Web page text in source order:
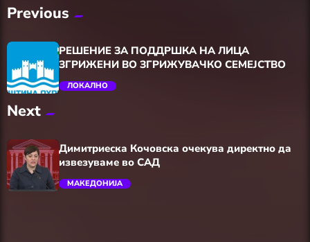
Previous
РЕШЕНИЕ ЗА ПОДДРШКА НА ЛИЦА
ЗГРИЖЕНИ ВО ЗГРИЖУВАЧКО СЕМЕЈСТВО
ЛОКАЛНО
Next
Димитриеска Кочовска очекува директно да
извезуваме во САД
МАКЕДОНИЈА